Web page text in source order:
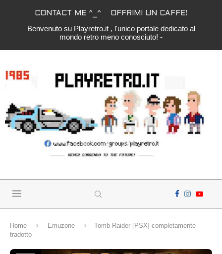
CONTACT ME ^_^ OFFRIMI UN CAFFE!
Benvenuto su Playretro.it , l'unico portale dedicato al
mondo retro meno conosciuto! -
Home Emuzone
Tomb Raider [PSX] completamente
tradotto